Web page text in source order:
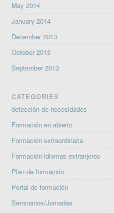
May 2014
January 2014
December 2013
October 2013
September 2013
CATEGORIES
detección de necesidades
Formación en abierto
Formación extraordinaria
Formación idiomas extranjeros
Plan de formación
Portal de formación
Seminarios/Jornadas